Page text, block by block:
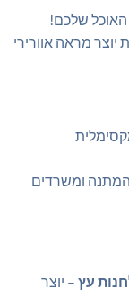
שלכם!
מראה אוורירי
ומשרדים
עץ – יוצר